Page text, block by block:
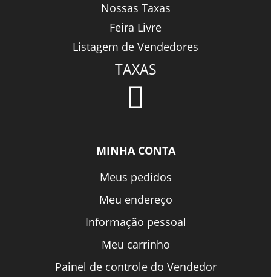
Nossas Taxas
Feira Livre
Listagem de Vendedores
TAXAS
MINHA CONTA
Meus pedidos
Meu endereço
Informação pessoal
Meu carrinho
Painel de controle do Vendedor